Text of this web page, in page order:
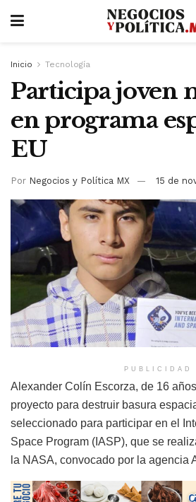
Inicio Tecnología
Participa joven
en programa
EU
Por Negocios y Política MX 15 de
PUBLICIDAD
Alexander Colín Escorza, de 16
proyecto para destruir basura
seleccionado para participar en el
Space Program (IASP), que se
la NASA, convocado por la agencia